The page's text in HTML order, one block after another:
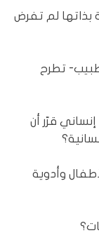
لم تفرض
تطرح
قرّر أن
وأدوية